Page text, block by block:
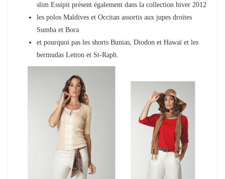
slim Essipit présent également dans la collection hiver 2012
les polos Maldives et Occitan assortis aux jupes droites
Sumba et Bora
et pourquoi pas les shorts Bunias, Diodon et Hawaï et les
bermudas Letton et St-Raph.